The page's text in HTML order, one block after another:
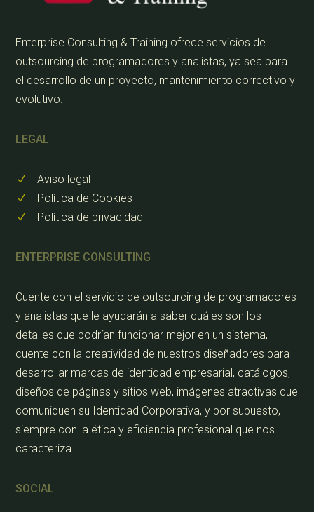
Enterprise Consulting & Training ofrece servicios de
outsourcing de programadores y analistas, ya sea para
el desarrollo de un proyecto, mantenimiento correctivo y
evolutivo.
LEGAL
N Aviso legal
N Política de Cookies
N Política de privacidad
ENTERPRISE CONSULTING
Cuente con el servicio de outsourcing de programadores
y analistas que le ayudarán a saber cuáles son los
detalles que podrían funcionar mejor en un sistema,
cuente con la creatividad de nuestros diseñadores para
desarrollar marcas de identidad empresarial, catálogos,
diseños de páginas y sitios web, imágenes atractivas que
comuniquen su Identidad Corporativa, y por supuesto,
siempre con la ética y eficiencia profesional que nos
caracteriza.
SOCIAL